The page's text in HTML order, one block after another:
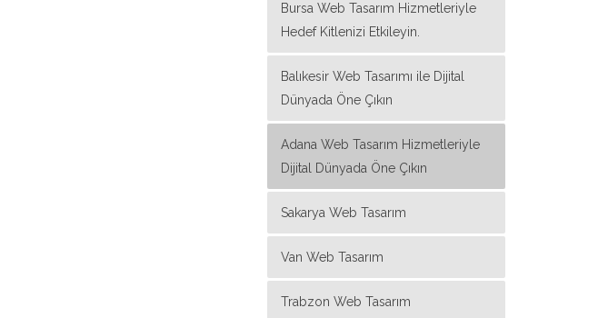
Bursa Web Tasarım Hizmetleriyle
Hedef Kitlenizi Etkileyin.
Balıkesir Web Tasarımı ile Dijital
Dünyada Öne Çıkın
Adana Web Tasarım Hizmetleriyle
Dijital Dünyada Öne Çıkın
Sakarya Web Tasarım
Van Web Tasarım
Trabzon Web Tasarım